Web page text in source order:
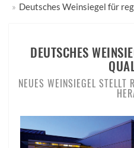
Deutsches Weinsiegel für
DEUTSCHES
NEUES WEINSIEGEL STELLT